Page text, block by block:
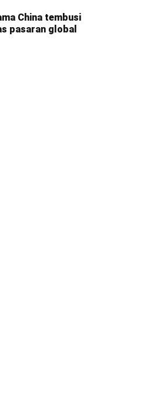
China tembusi
pasaran global